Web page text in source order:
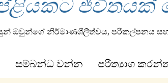
ඔවුන්ගේ නිර්මාණශීලීත්වය, පරිකල්පනය
සම්බන්ධ වන්න පරිත්‍යාග